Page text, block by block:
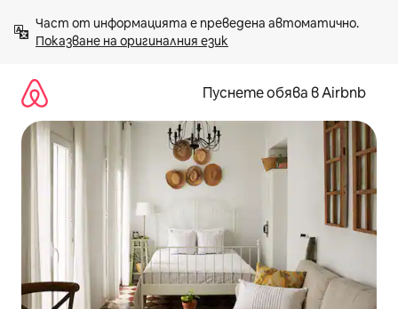
към
съдържанието
Показване на оригиналния език
Пуснете обява в Airbnb